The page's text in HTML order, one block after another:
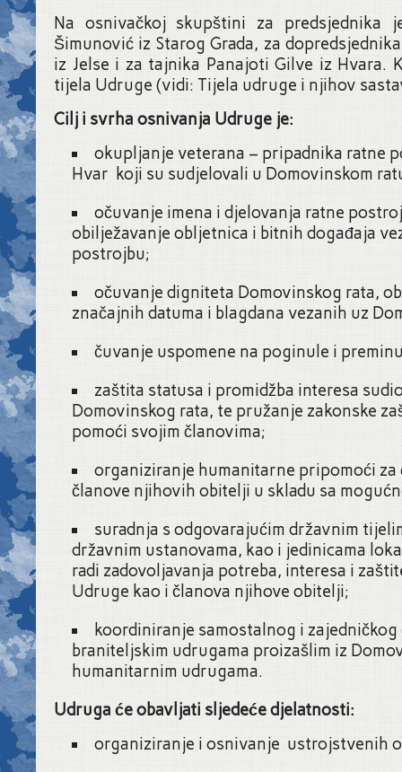
Na osnivačkoj skupštini za predsjednika
Šimunović iz Starog Grada, za
iz Jelse i za tajnika Panajoti Gilve iz Hvara.
tijela Udruge (vidi: Tijela udruge i njihov
Cilj i svrha osnivanja Udruge je:
okupljanje veterana – pripadnika ratne
Hvar koji su sudjelovali u Domovinskom
očuvanje imena i djelovanja ratne
obilježavanje obljetnica i bitnih događaja
postrojbu;
očuvanje digniteta Domovinskog rata,
značajnih datuma i blagdana vezanih uz
čuvanje uspomene na poginule i
zaštita statusa i promidžba interesa
Domovinskog rata, te pružanje zakonske
pomoći svojim članovima;
organiziranje humanitarne pripomoći za
članove njihovih obitelji u skladu sa
suradnja s odgovarajućim državnim
državnim ustanovama, kao i jedinicama
radi zadovoljavanja potreba, interesa i
Udruge kao i članova njihove obitelji;
koordiniranje samostalnog i zajedničkog
braniteljskim udrugama proizašlim iz
humanitarnim udrugama.
Udruga će obavljati sljedeće djelatnosti:
organiziranje i osnivanje ustrojstvenih